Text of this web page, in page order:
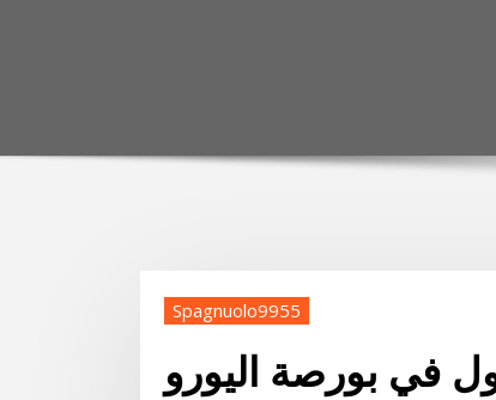
Spagnuolo9955
في بورصة اليورو